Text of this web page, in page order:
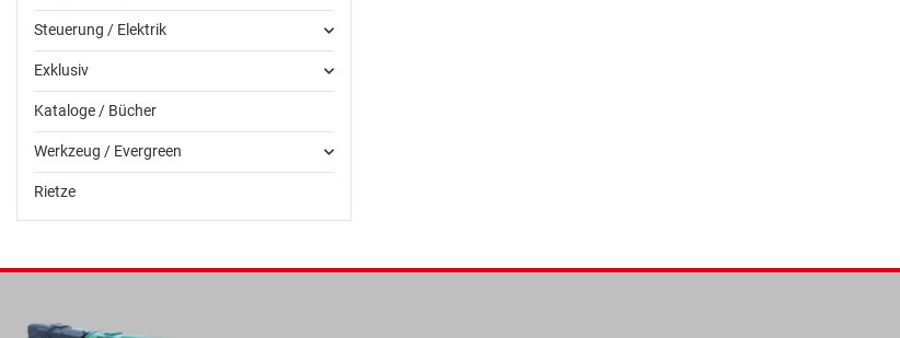
Steuerung / Elektrik
Exklusiv
Kataloge / Bücher
Werkzeug / Evergreen
Rietze